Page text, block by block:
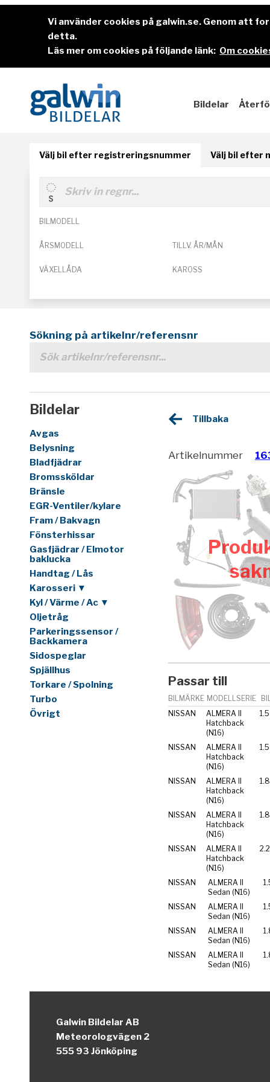
Vi använder cookies på galwin.se. Genom att
detta.
Läs mer om cookies på följande länk: Om
Bildelar
Välj bil efter registreringsnummer Välj bil efter
BILMODELL
ÅRSMODELL TILLV. ÅR/MÅN
VÄXELLÅDA KAROSS
Sökning på artikelnr/referensnr
Bildelar
Avgas
Belysning
Bladfjädrar
Bromssköldar
Bränsle
EGR-Ventiler/kylare
Fram / Bakvagn
Fönsterhissar
Gasfjädrar / Elmotor
baklucka
Handtag / Lås
Karosseri ▼
Kyl / Värme / Ac ▼
Oljetråg
Parkeringssensor /
Backkamera
Sidospeglar
Spjällhus
Torkare / Spolning
Turbo
Övrigt
Tillbaka
Artikelnummer
Passar till
BILMÄRKE MODELLSERIE
NISSAN
ALMERA II
Hatchback
(N16)
1.5
NISSAN
ALMERA II
Hatchback
(N16)
1.5
NISSAN
ALMERA II
Hatchback
(N16)
1.8
NISSAN
ALMERA II
Hatchback
(N16)
1.8
NISSAN
ALMERA II
Hatchback
(N16)
NISSAN
ALMERA II
Sedan (N16)
NISSAN
ALMERA II
Sedan (N16)
NISSAN
ALMERA II
Sedan (N16)
NISSAN
ALMERA II
Sedan (N16)
Galwin Bildelar AB
Meteorologvägen 2
555 93 Jönköping